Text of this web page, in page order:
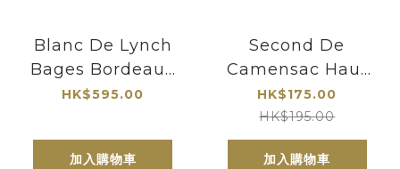
Blanc De Lynch
Bages Bordeaux
Blanc 2022 靚次
HK$595.00
加入購物車
Second De
Camensac Haut
Medoc 2016 | 卡
門薩副牌
HK$175.00
HK$195.00
加入購物車